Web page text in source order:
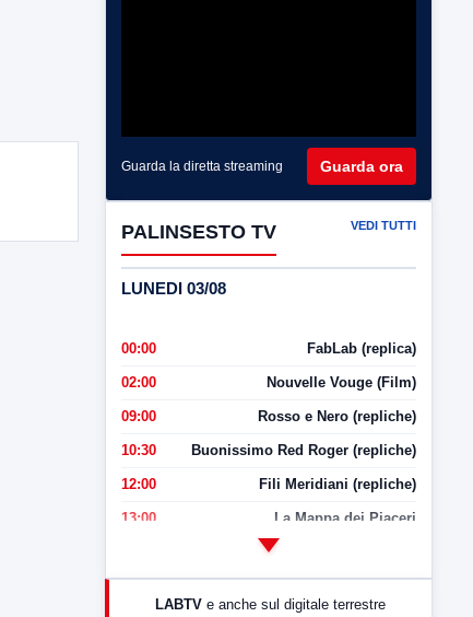
Guarda la diretta streaming Guarda ora
PALINSESTO TV VEDI TUTTI
LUNEDI 03/08
00:00 FabLab (replica)
02:00 Nouvelle Vouge (Film)
09:00 Rosso e Nero (repliche)
10:30 Buonissimo Red Roger (repliche)
12:00 Fili Meridiani (repliche)
13:00 La Mappa dei Piaceri
LABTV e anche sul digitale terrestre